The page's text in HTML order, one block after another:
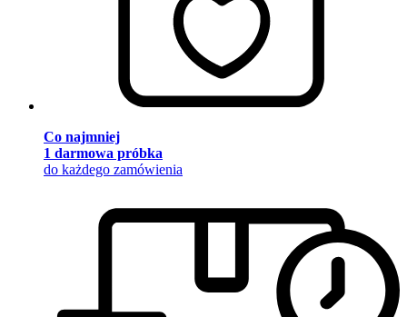
Co najmniej
1 darmowa próbka
do każdego zamówienia